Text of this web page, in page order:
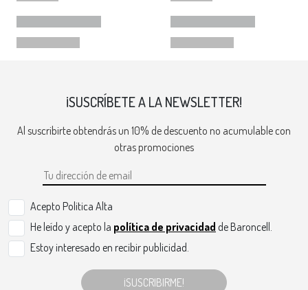
¡SUSCRÍBETE A LA NEWSLETTER!
Al suscribirte obtendrás un 10% de descuento no acumulable con
otras promociones
Acepto Politica Alta
He leído y acepto la política de privacidad de Baroncell.
Estoy interesado en recibir publicidad.
¡SUSCRIBIRME!